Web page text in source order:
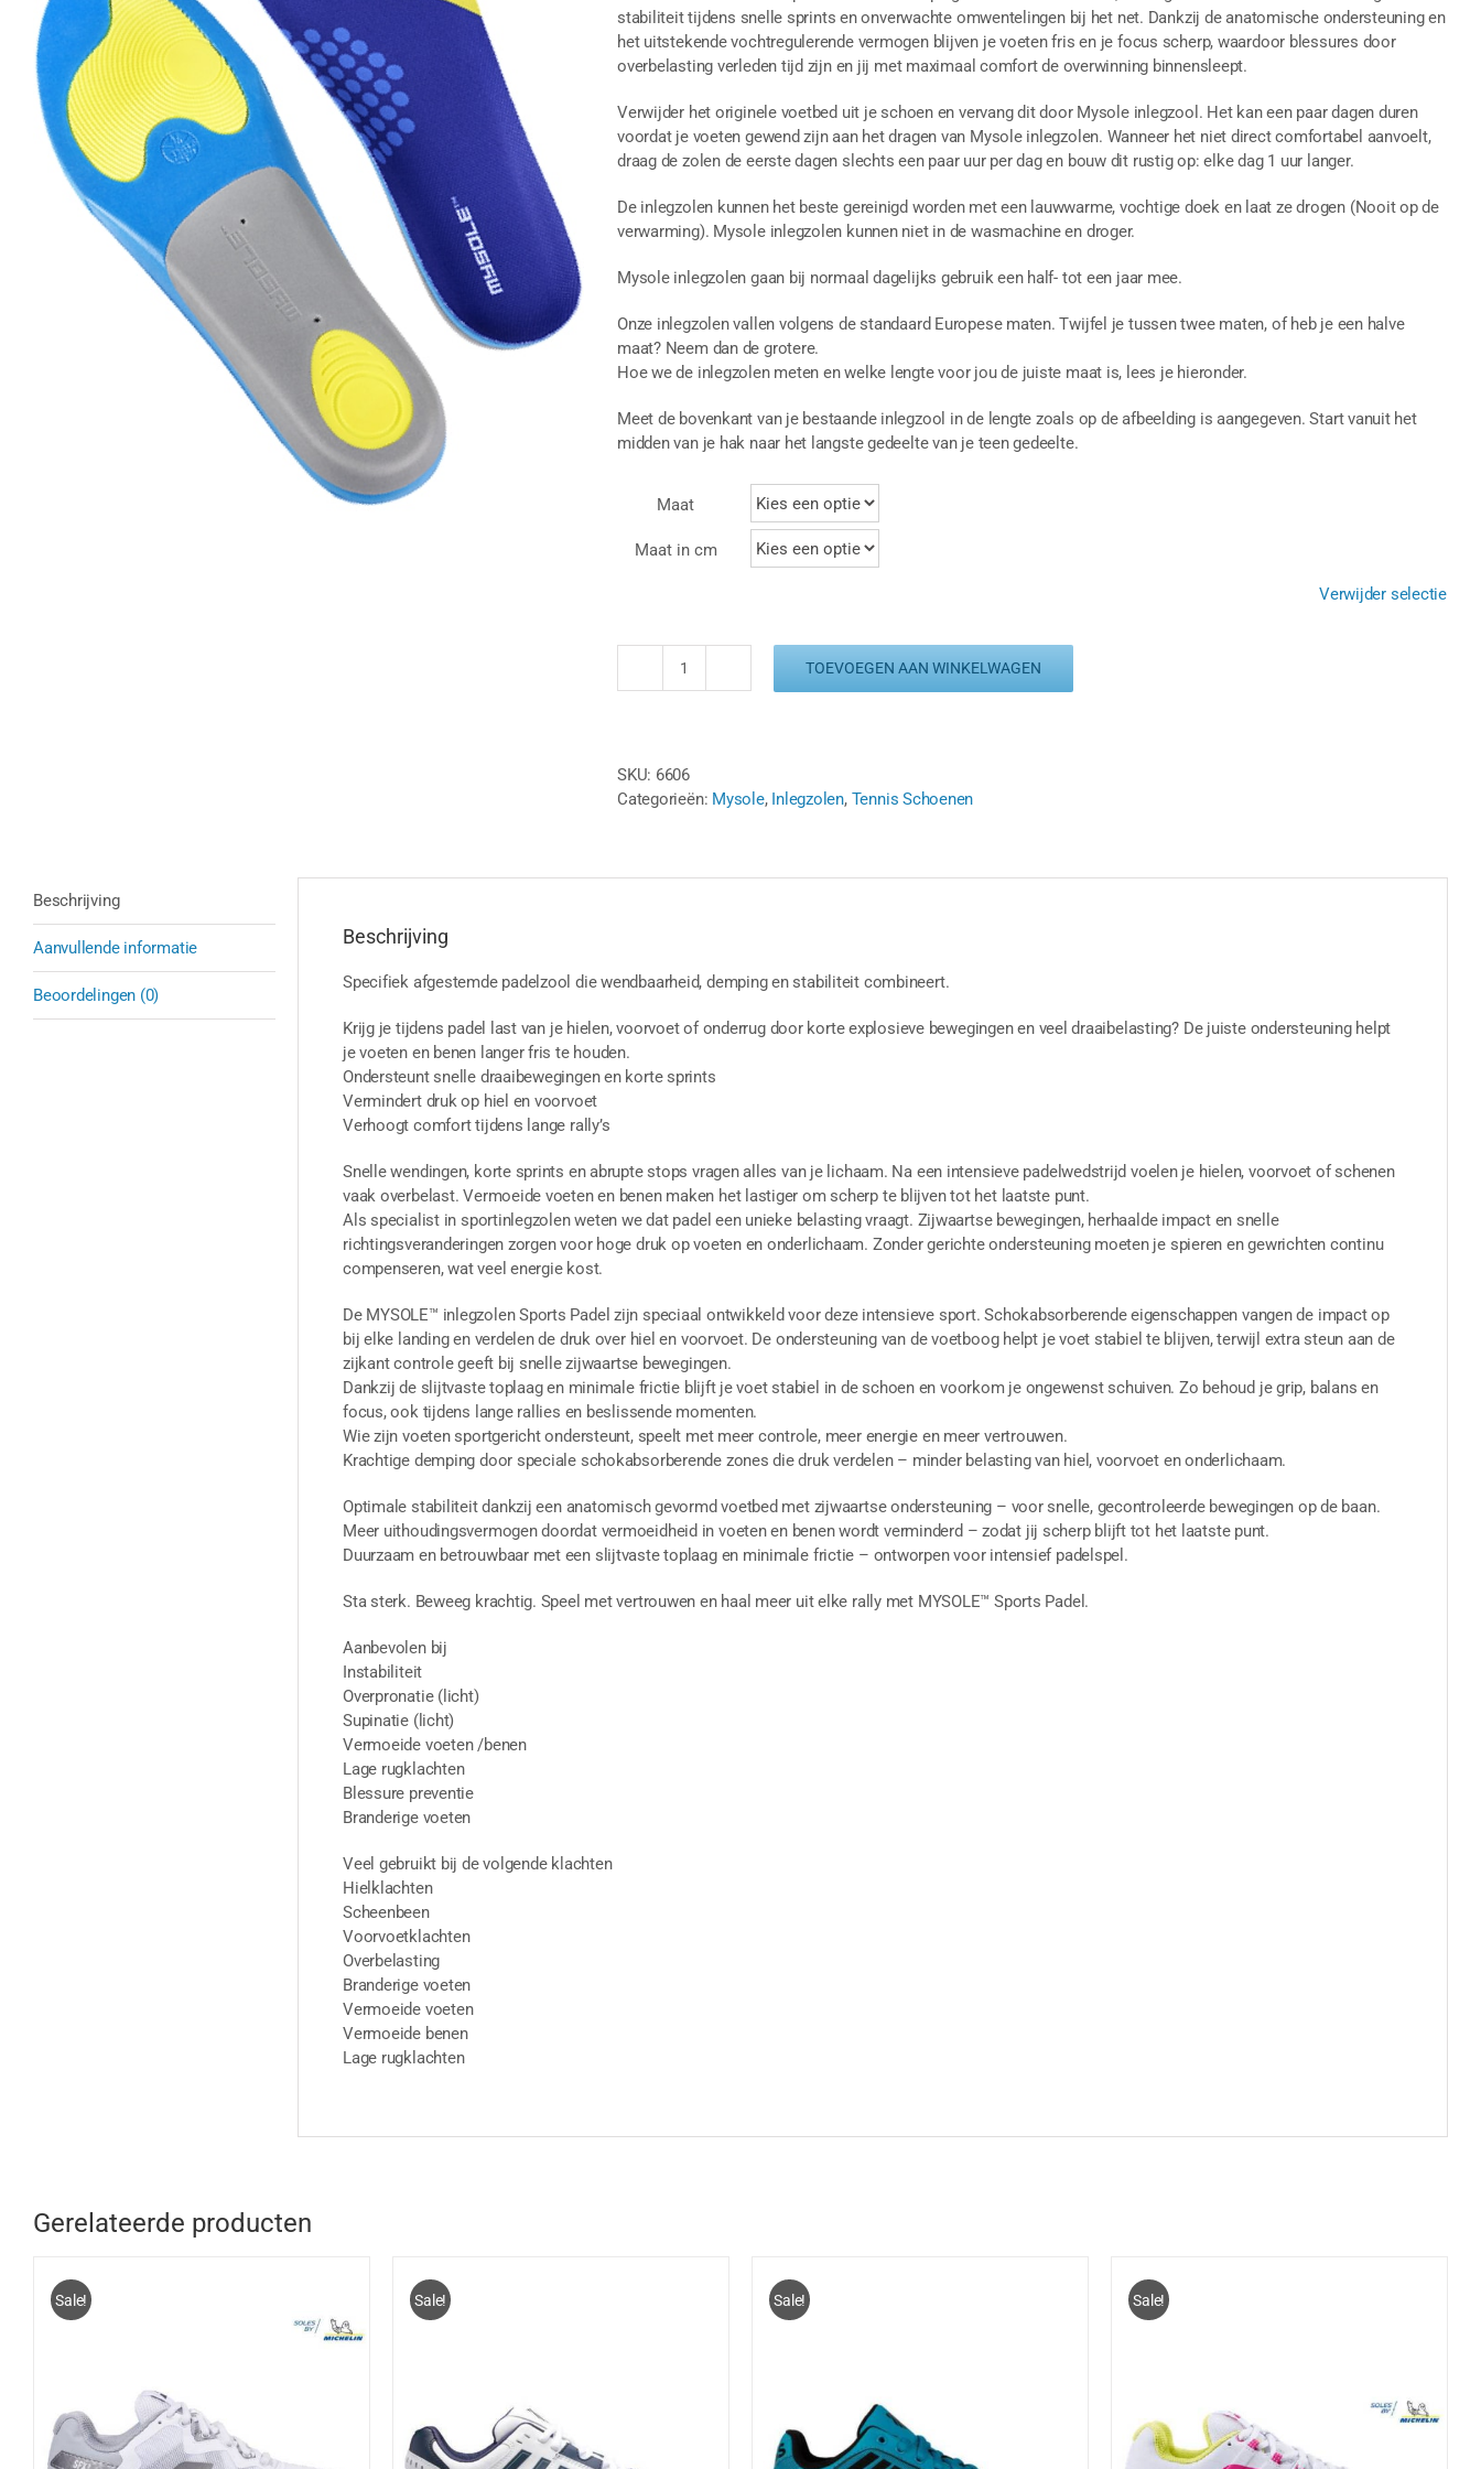
stabiliteit tijdens snelle sprints en onverwachte omwentelingen bij het net. Dankzij de anatomische ondersteuning en
het uitstekende vochtregulerende vermogen blijven je voeten fris en je focus scherp, waardoor blessures door
overbelasting verleden tijd zijn en jij met maximaal comfort de overwinning binnensleept.
Verwijder het originele voetbed uit je schoen en vervang dit door Mysole inlegzool. Het kan een paar dagen duren
voordat je voeten gewend zijn aan het dragen van Mysole inlegzolen. Wanneer het niet direct comfortabel aanvoelt,
draag de zolen de eerste dagen slechts een paar uur per dag en bouw dit rustig op: elke dag 1 uur langer.
De inlegzolen kunnen het beste gereinigd worden met een lauwwarme, vochtige doek en laat ze drogen (Nooit op de
verwarming). Mysole inlegzolen kunnen niet in de wasmachine en droger.
Mysole inlegzolen gaan bij normaal dagelijks gebruik een half- tot een jaar mee.
Onze inlegzolen vallen volgens de standaard Europese maten. Twijfel je tussen twee maten, of heb je een halve
maat? Neem dan de grotere.
Hoe we de inlegzolen meten en welke lengte voor jou de juiste maat is, lees je hieronder.
Meet de bovenkant van je bestaande inlegzool in de lengte zoals op de afbeelding is aangegeven. Start vanuit het
midden van je hak naar het langste gedeelte van je teen gedeelte.
Maat
Maat in cm
Verwijder selectie
MYSOLE
-
BLAUW
TOEVOEGEN AAN WINKELWAGEN
SKU: 6606
Categorieën: Mysole, Inlegzolen, Tennis Schoenen
Beschrijving
Aanvullende informatie
Beoordelingen (0)
Beschrijving
Specifiek afgestemde padelzool die wendbaarheid, demping en stabiliteit combineert.
Krijg je tijdens padel last van je hielen, voorvoet of onderrug door korte explosieve bewegingen en veel draaibelasting? De juiste ondersteuning helpt
je voeten en benen langer fris te houden.
Ondersteunt snelle draaibewegingen en korte sprints
Vermindert druk op hiel en voorvoet
Verhoogt comfort tijdens lange rally’s
Snelle wendingen, korte sprints en abrupte stops vragen alles van je lichaam. Na een intensieve padelwedstrijd voelen je hielen, voorvoet of schenen
vaak overbelast. Vermoeide voeten en benen maken het lastiger om scherp te blijven tot het laatste punt.
Als specialist in sportinlegzolen weten we dat padel een unieke belasting vraagt. Zijwaartse bewegingen, herhaalde impact en snelle
richtingsveranderingen zorgen voor hoge druk op voeten en onderlichaam. Zonder gerichte ondersteuning moeten je spieren en gewrichten continu
compenseren, wat veel energie kost.
De MYSOLE™ inlegzolen Sports Padel zijn speciaal ontwikkeld voor deze intensieve sport. Schokabsorberende eigenschappen vangen de impact op
bij elke landing en verdelen de druk over hiel en voorvoet. De ondersteuning van de voetboog helpt je voet stabiel te blijven, terwijl extra steun aan de
zijkant controle geeft bij snelle zijwaartse bewegingen.
Dankzij de slijtvaste toplaag en minimale frictie blijft je voet stabiel in de schoen en voorkom je ongewenst schuiven. Zo behoud je grip, balans en
focus, ook tijdens lange rallies en beslissende momenten.
Wie zijn voeten sportgericht ondersteunt, speelt met meer controle, meer energie en meer vertrouwen.
Krachtige demping door speciale schokabsorberende zones die druk verdelen – minder belasting van hiel, voorvoet en onderlichaam.
Optimale stabiliteit dankzij een anatomisch gevormd voetbed met zijwaartse ondersteuning – voor snelle, gecontroleerde bewegingen op de baan.
Meer uithoudingsvermogen doordat vermoeidheid in voeten en benen wordt verminderd – zodat jij scherp blijft tot het laatste punt.
Duurzaam en betrouwbaar met een slijtvaste toplaag en minimale frictie – ontworpen voor intensief padelspel.
Sta sterk. Beweeg krachtig. Speel met vertrouwen en haal meer uit elke rally met MYSOLE™ Sports Padel.
Aanbevolen bij
Instabiliteit
Overpronatie (licht)
Supinatie (licht)
Vermoeide voeten /benen
Lage rugklachten
Blessure preventie
Branderige voeten
Veel gebruikt bij de volgende klachten
Hielklachten
Scheenbeen
Voorvoetklachten
Overbelasting
Branderige voeten
Vermoeide voeten
Vermoeide benen
Lage rugklachten
Gerelateerde producten
Sale! Sale! Sale! Sale!